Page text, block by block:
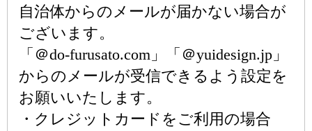
自治体からのメールが届かない場合が
ございます。
「＠do-furusato.com」「＠yuidesign.jp」
からのメールが受信できるよう設定を
お願いいたします。
・クレジットカードをご利用の場合